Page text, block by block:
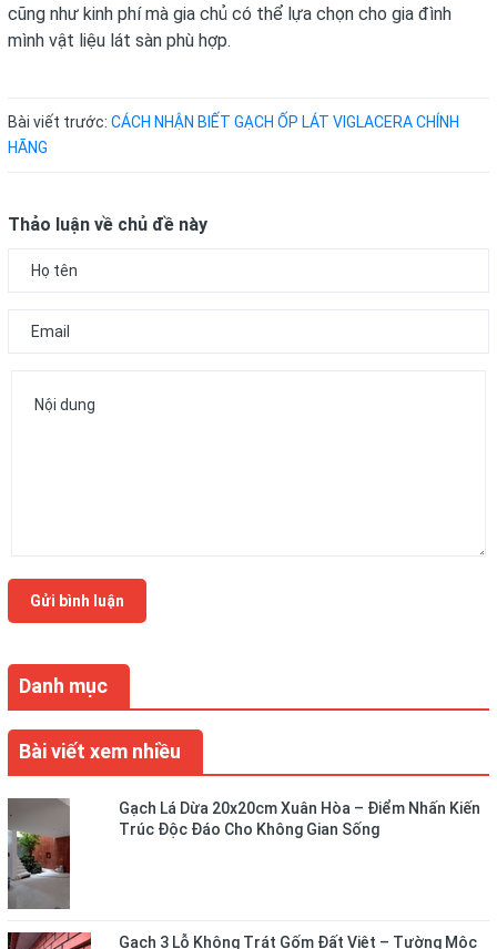
Danh mục
Bài viết xem nhiều
Gạch Lá Dừa 20x20cm Xuân Hòa – Điểm Nhấn Kiến
Trúc Độc Đáo Cho Không Gian Sống
Gạch 3 Lỗ Không Trát Gốm Đất Việt – Tường Mộc
cũng như kinh phí mà gia chủ có thể lựa chọn cho gia đình
mình vật liệu lát sàn phù hợp.
Bài viết trước: CÁCH NHẬN BIẾT GẠCH ỐP LÁT VIGLACERA CHÍNH
HÃNG
Thảo luận về chủ đề này
Gửi bình luận